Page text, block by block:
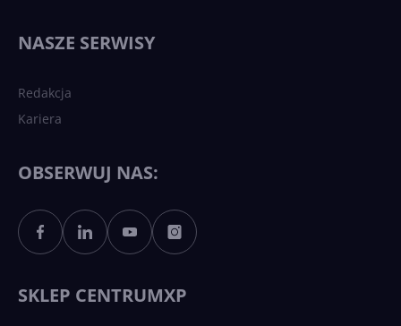
Sztuczna inteligencja po
polsku. Dość barier
NASZE SERWISY
Redakcja
Kariera
OBSERWUJ NAS:
SKLEP CENTRUMXP